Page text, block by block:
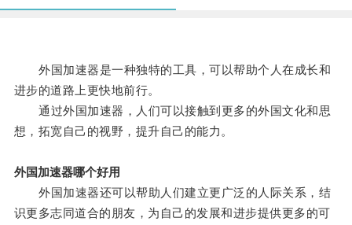
外国加速器是一种独特的工具，可以帮助个人在成长和
进步的道路上更快地前行。
通过外国加速器，人们可以接触到更多的外国文化和思
想，拓宽自己的视野，提升自己的能力。
外国加速器哪个好用
外国加速器还可以帮助人们建立更广泛的人际关系，结
识更多志同道合的朋友，为自己的发展和进步提供更多的可